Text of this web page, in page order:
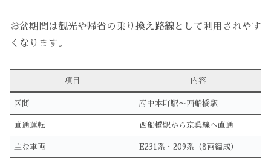
お盆期間は観光や帰省の乗り換え路線として利用されやす
くなります。
項目 内容
区間 府中本町駅〜西船橋駅
直通運転 西船橋駅から京葉線へ直通
主な車両 E231系・209系（8両編成）